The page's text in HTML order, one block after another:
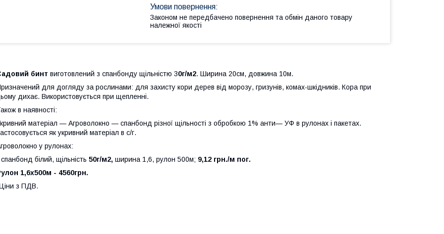
Законом не передбачено повернення та обмін даного товару
належної якості
бинт виготовлений з спанбонду щільністю 30г/м2. Ширина 20см, довжина 10м.
для догляду за рослинами: для захисту кори дерев від морозу, гризунів, комах-шкідників. Кора при
дихає. Використовується при щепленні.
в наявності:
матеріал — Агроволокно — спанбонд різної щільності з обробкою 1% анти— УФ в рулонах і пакетах.
як укривний матеріал в с/г.
у рулонах:
спанбонд білий, щільність 50г/м2, ширина 1,6, рулон 500м; 9,12 грн./м пог.
1,6х500м - 4560грн.
з ПДВ.